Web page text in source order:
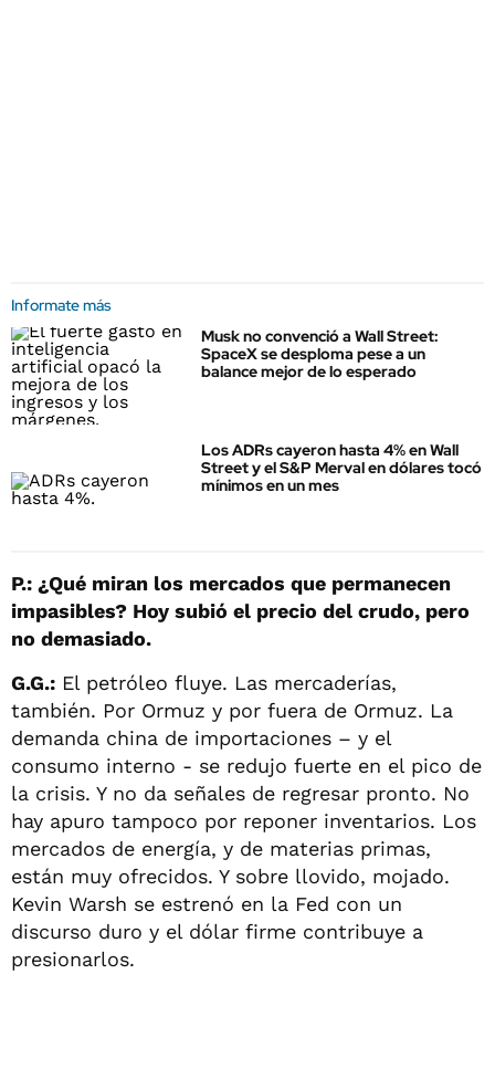
Informate más
Musk no convenció a Wall Street:
SpaceX se desploma pese a un
balance mejor de lo esperado
Los ADRs cayeron hasta 4% en Wall
Street y el S&P Merval en dólares tocó
mínimos en un mes
P.: ¿Qué miran los mercados que permanecen
impasibles? Hoy subió el precio del crudo, pero
no demasiado.
G.G.: El petróleo fluye. Las mercaderías,
también. Por Ormuz y por fuera de Ormuz. La
demanda china de importaciones – y el
consumo interno - se redujo fuerte en el pico de
la crisis. Y no da señales de regresar pronto. No
hay apuro tampoco por reponer inventarios. Los
mercados de energía, y de materias primas,
están muy ofrecidos. Y sobre llovido, mojado.
Kevin Warsh se estrenó en la Fed con un
discurso duro y el dólar firme contribuye a
presionarlos.